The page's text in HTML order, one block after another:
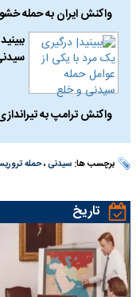
واکنش ایران به حمله
واکنش ترامپ به تیراندازی
برچسب ها:سیدنی،حمله
تاریخ